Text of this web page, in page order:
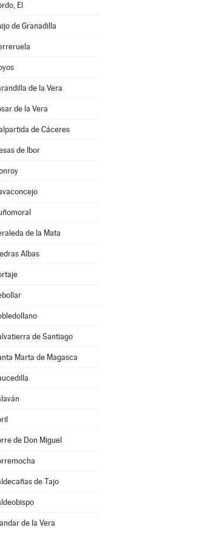
El
de Granadilla
de la Vera
de la Vera
de Cáceres
de Ibor
de la Mata
Albas
de Santiago
Marta de Magasca
de Don Miguel
de Tajo
de la Vera